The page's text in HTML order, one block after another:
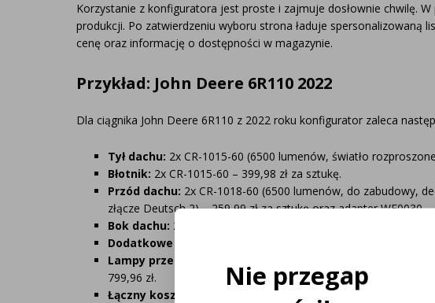
Panele świetlne LED
Oświetlenie
wewnętrze LED
LED
Zestawy oświetlenia
Inne akcesoria
Często zadawane
Korzystanie z konfiguratora jest proste i zajmuje dosłownie chwilę.
produkcji. Po zatwierdzeniu wyboru strona ładuje spersonalizowaną
cenę oraz informację o dostępności w magazynie.
Przykład: John Deere 6R110 2022
Dla ciągnika John Deere 6R110 z 2022 roku konfigurator zaleca
Tył dachu: 2x CR-1015-60 (6500 lumenów, światło
Błotnik: 2x CR-1015-60 – 399,98 zł za sztukę.
Przód dachu: 2x CR-1018-60 (6500 lumenów, do zabudowy,
złącze Deutsch 2) – 259,99 zł za sztukę oraz adapter WE0030 –
Bok dachu: 2x CR-1018-60 – 380,99 zł za sztukę. Lampy
Dodatkowe lampy przednie na kabinie:
Lampy przednie w masce:
CR-3032S (2x światło mijania
799,96 zł.
Łączny koszt kompletnego oświetlenia:6735,73 zł.
Nie przegap